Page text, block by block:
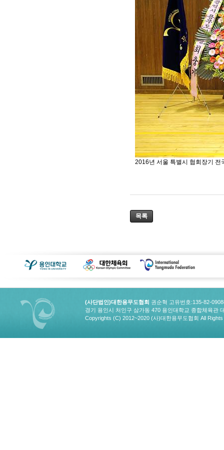
2016년 서울 특별시 협회장기 전
목록
(사단법인)대한용무도협회 권순혁 고유번호:135-82-
경기 용인시 처인구 삼가동 470 용인대학교 종합체육관
Copyrights (C) 2012~2020 (사)대한용무도협회 All